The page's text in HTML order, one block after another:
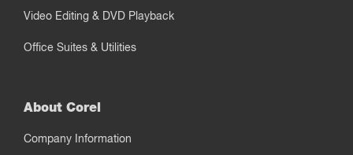
Video Editing & DVD Playback
Office Suites & Utilities
About Corel
Company Information